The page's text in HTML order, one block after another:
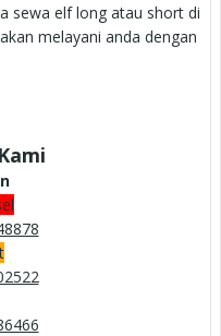
sewa elf long atau short di
melayani anda dengan